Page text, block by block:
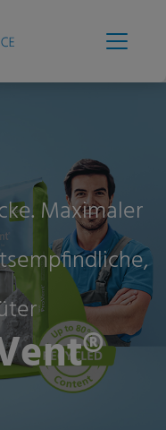
Maximaler